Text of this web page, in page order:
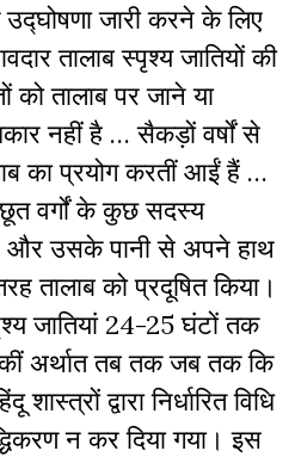
जारी करने के लिए
तालाब स्पृश्य जातियों की
को तालाब पर जाने या
नहीं है … सैकड़ों वर्षों से
का प्रयोग करतीं आईं हैं …
वर्गों के कुछ सदस्य
और उसके पानी से अपने हाथ
तालाब को प्रदूषित किया।
जातियां 24-25 घंटों तक
अर्थात तब तक जब तक कि
द्वारा निर्धारित विधि
न कर दिया गया। इस